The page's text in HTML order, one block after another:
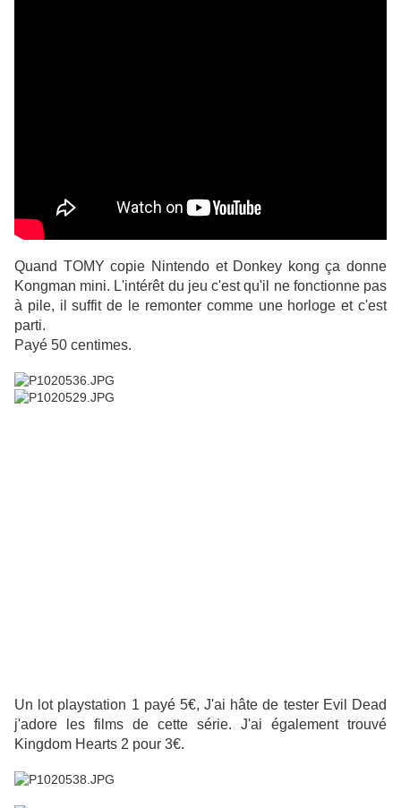
Quand TOMY copie Nintendo et Donkey kong ça donne
Kongman mini. L'intérêt du jeu c'est qu'il ne fonctionne pas
à pile, il suffit de le remonter comme une horloge et c'est
parti.
Payé 50 centimes.
Un lot playstation 1 payé 5€, J'ai hâte de tester Evil Dead
j'adore les films de cette série. J'ai également trouvé
Kingdom Hearts 2 pour 3€.